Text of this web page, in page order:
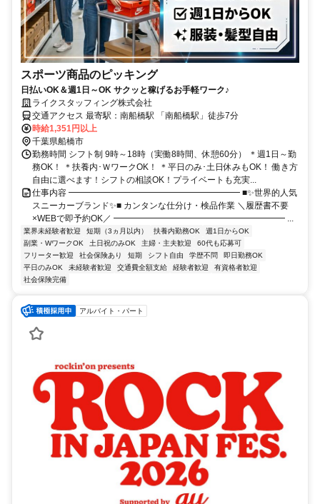
スポーツ商品のピッキング
日払いOK＆週1日～OK サクッと稼げるお手軽ワーク♪
ライクスタッフィング株式会社
交通アクセス 最寄駅：南船橋駅 「南船橋駅」徒歩7分
時給1,351円以上
千葉県船橋市
勤務時間 シフト制 9時～18時（実働8時間、休憩60分） ＊週1日～勤
務OK！ ＊扶養内･ＷワークOK！ ＊平日のみ･土日休みもOK！ 働き方
自由に選べます！シフトの相談OK！プライベートも充実...
仕事内容 ━━━━━━━━━━━━━━━━━━━━ ■✨世界的人気
スニーカーブランド✨■ カンタンな仕分け・検品作業 ＼履歴書不要
×WEBで即予約OK／ ━━━━━━━━━━━━━━━━━━━━ ...
業界未経験者歓迎 短期（3ヵ月以内） 扶養内勤務OK
週1日からOK
副業・WワークOK
土日祝のみOK 主婦・主夫歓迎
60代も応募可
フリーター歓迎
社会保険あり 短期 シフト自由 学歴不問
即日勤務OK
平日のみOK
未経験者歓迎 交通費全額支給 経験者歓迎
有資格者歓迎
社会保険完備
アルバイト・パート